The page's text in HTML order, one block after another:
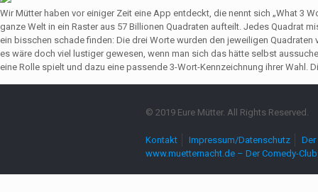
Wir Mütter haben vor einiger Zeit eine App entdeckt, die nennt sich „What 3
ganze Welt in ein Raster aus 57 Billionen Quadraten aufteilt. Jedes Quadrat
ein bisschen schade finden: Die drei Worte wurden den jeweiligen
es wäre doch viel lustiger gewesen, wenn man sich das hätte selbst
eine Rolle spielt und dazu eine passende 3-Wort-Kennzeichnung ihrer Wahl.
© 2019 Eure Mütter. All Rights Reserved.
Kontakt Impressum/Datenschutz
www.muetternacht.de – Der Comedy-Club